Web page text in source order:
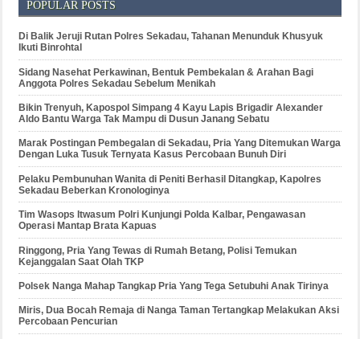
POPULAR POSTS
Di Balik Jeruji Rutan Polres Sekadau, Tahanan Menunduk Khusyuk
Ikuti Binrohtal
Sidang Nasehat Perkawinan, Bentuk Pembekalan & Arahan Bagi
Anggota Polres Sekadau Sebelum Menikah
Bikin Trenyuh, Kapospol Simpang 4 Kayu Lapis Brigadir Alexander
Aldo Bantu Warga Tak Mampu di Dusun Janang Sebatu
Marak Postingan Pembegalan di Sekadau, Pria Yang Ditemukan Warga
Dengan Luka Tusuk Ternyata Kasus Percobaan Bunuh Diri
Pelaku Pembunuhan Wanita di Peniti Berhasil Ditangkap, Kapolres
Sekadau Beberkan Kronologinya
Tim Wasops Itwasum Polri Kunjungi Polda Kalbar, Pengawasan
Operasi Mantap Brata Kapuas
Ringgong, Pria Yang Tewas di Rumah Betang, Polisi Temukan
Kejanggalan Saat Olah TKP
Polsek Nanga Mahap Tangkap Pria Yang Tega Setubuhi Anak Tirinya
Miris, Dua Bocah Remaja di Nanga Taman Tertangkap Melakukan Aksi
Percobaan Pencurian